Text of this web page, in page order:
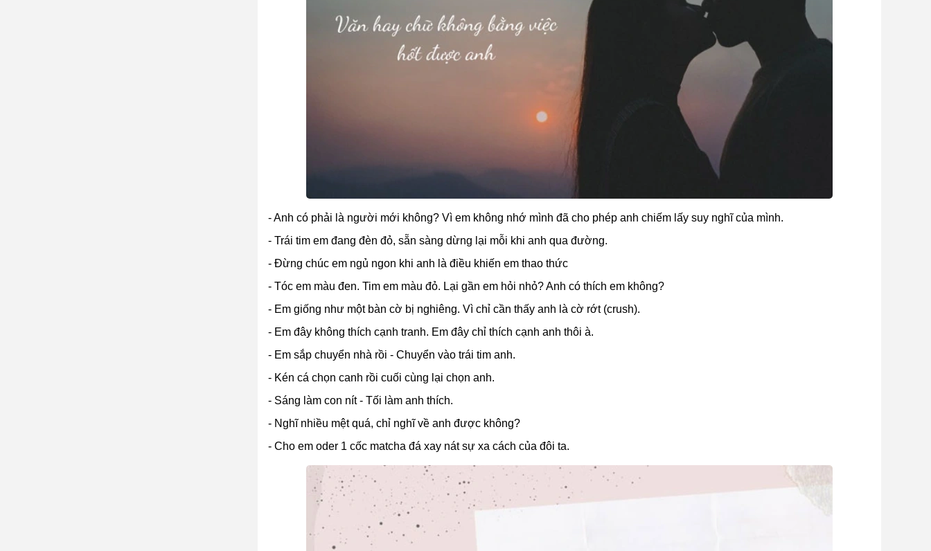
- Anh có phải là người mới không? Vì em không nhớ mình đã cho phép anh chiếm lấy suy nghĩ của mình.
- Trái tim em đang đèn đỏ, sẵn sàng dừng lại mỗi khi anh qua đường.
- Đừng chúc em ngủ ngon khi anh là điều khiến em thao thức
- Tóc em màu đen. Tim em màu đỏ. Lại gần em hỏi nhỏ? Anh có thích em không?
- Em giống như một bàn cờ bị nghiêng. Vì chỉ cần thấy anh là cờ rớt (crush).
- Em đây không thích cạnh tranh. Em đây chỉ thích cạnh anh thôi à.
- Em sắp chuyển nhà rồi - Chuyển vào trái tim anh.
- Kén cá chọn canh rồi cuối cùng lại chọn anh.
- Sáng làm con nít - Tối làm anh thích.
- Nghĩ nhiều mệt quá, chỉ nghĩ về anh được không?
- Cho em oder 1 cốc matcha đá xay nát sự xa cách của đôi ta.